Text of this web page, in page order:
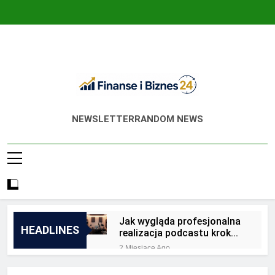
Finanse I Biznes
24
Jak Zadbać O Własne Finanse? Fachowa
NEWSLETTERRANDOM NEWS
HEADLINES
Jak wygląda profesjonalna
realizacja podcastu krok
po kroku?
2 Miesiące Ago